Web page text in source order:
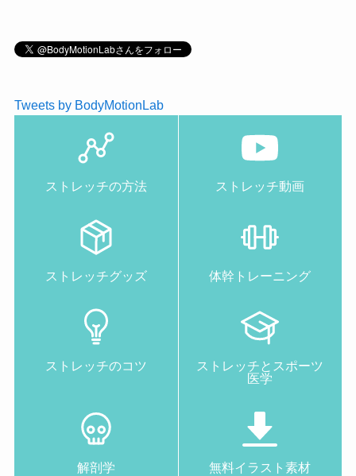
Tweets by BodyMotionLab
ストレッチの方法 ストレッチ動画
ストレッチグッズ 体幹トレーニング
ストレッチのコツ
ストレッチとスポーツ
医学
解剖学 無料イラスト素材